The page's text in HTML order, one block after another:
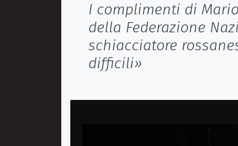
I complimenti di
della Federazione
schiacciatore
difficili»